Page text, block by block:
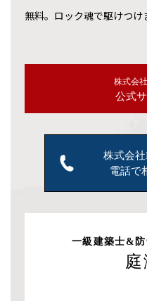
無料。ロック魂で駆けつけ
株式会
公式
株式会
電話で
一級建築士&